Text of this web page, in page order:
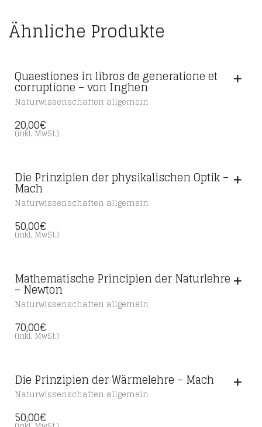
Ähnliche Produkte
Quaestiones in libros de generatione et
corruptione – von Inghen
Naturwissenschaften allgemein
20,00€
(inkl. MwSt.)
Die Prinzipien der physikalischen Optik –
Mach
Naturwissenschaften allgemein
50,00€
(inkl. MwSt.)
Mathematische Principien der Naturlehre
– Newton
Naturwissenschaften allgemein
70,00€
(inkl. MwSt.)
Die Prinzipien der Wärmelehre – Mach
Naturwissenschaften allgemein
50,00€